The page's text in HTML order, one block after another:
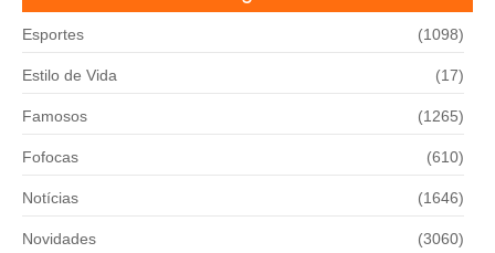
Esportes (1098)
Estilo de Vida (17)
Famosos (1265)
Fofocas (610)
Notícias (1646)
Novidades (3060)